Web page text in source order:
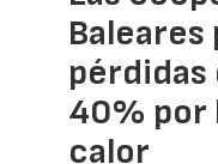
Baleares
pérdidas
40% por
calor